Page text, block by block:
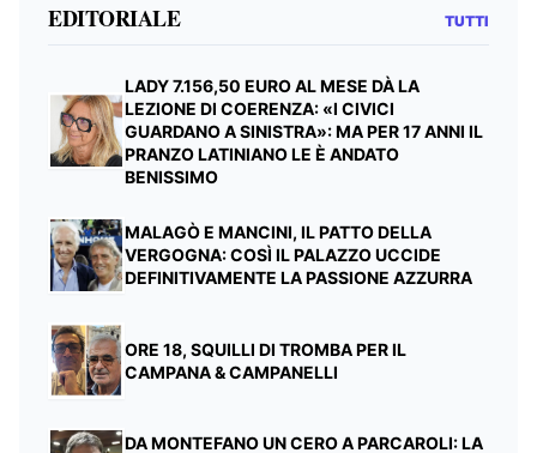
EDITORIALE TUTTI
LADY 7.156,50 EURO AL MESE DÀ LA
LEZIONE DI COERENZA: «I CIVICI
GUARDANO A SINISTRA»: MA PER 17 ANNI IL
PRANZO LATINIANO LE È ANDATO
BENISSIMO
MALAGÒ E MANCINI, IL PATTO DELLA
VERGOGNA: COSÌ IL PALAZZO UCCIDE
DEFINITIVAMENTE LA PASSIONE AZZURRA
ORE 18, SQUILLI DI TROMBA PER IL
CAMPANA & CAMPANELLI
DA MONTEFANO UN CERO A PARCAROLI: LA